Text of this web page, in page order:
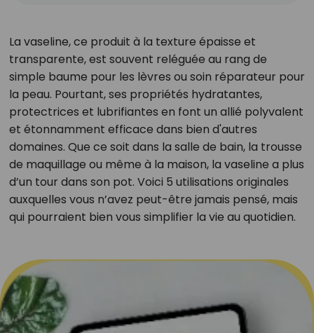
La vaseline, ce produit à la texture épaisse et
transparente, est souvent reléguée au rang de
simple baume pour les lèvres ou soin réparateur pour
la peau. Pourtant, ses propriétés hydratantes,
protectrices et lubrifiantes en font un allié polyvalent
et étonnamment efficace dans bien d'autres
domaines. Que ce soit dans la salle de bain, la trousse
de maquillage ou même à la maison, la vaseline a plus
d’un tour dans son pot. Voici 5 utilisations originales
auxquelles vous n’avez peut-être jamais pensé, mais
qui pourraient bien vous simplifier la vie au quotidien.